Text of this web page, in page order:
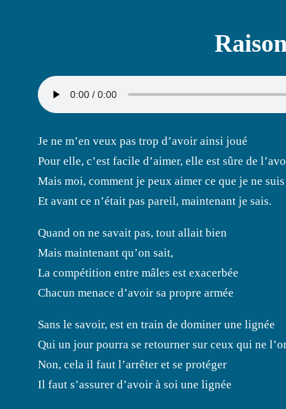
Je ne m’en veux pas trop d’avoir ainsi joué
Pour elle, c’est facile d’aimer, elle est sûre de
Mais moi, comment je peux aimer ce que je ne
Et avant ce n’était pas pareil, maintenant je sais.
Quand on ne savait pas, tout allait bien
Mais maintenant qu’on sait,
La compétition entre mâles est exacerbée
Chacun menace d’avoir sa propre armée
Sans le savoir, est en train de dominer une lignée
Qui un jour pourra se retourner sur ceux qui ne
Non, cela il faut l’arrêter et se protéger
Il faut s’assurer d’avoir à soi une lignée